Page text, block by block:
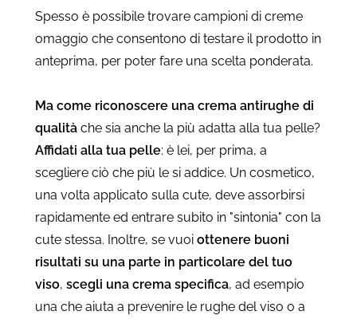
Spesso è possibile trovare campioni di creme
omaggio che consentono di testare il prodotto in
anteprima, per poter fare una scelta ponderata.
Ma come riconoscere una crema antirughe di
qualità che sia anche la più adatta alla tua pelle?
Affidati alla tua pelle: è lei, per prima, a
scegliere ciò che più le si addice. Un cosmetico,
una volta applicato sulla cute, deve assorbirsi
rapidamente ed entrare subito in "sintonia" con la
cute stessa. Inoltre, se vuoi ottenere buoni
risultati su una parte in particolare del tuo
viso, scegli una crema specifica, ad esempio
una che aiuta a prevenire le rughe del viso o a